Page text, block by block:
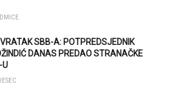
SBB-A: POTPREDSJEDNIK
DANAS PREDAO STRANAČKE
U